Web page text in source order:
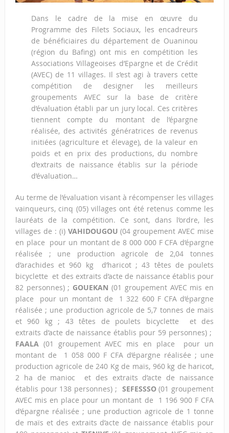
Dans le cadre de la mise en œuvre du
Programme des Filets Sociaux, les encadreurs
de bénéficiaires du département de Ouaninou
(région du Bafing) ont mis en compétition les
Associations Villageoises d’Epargne et de Crédit
(AVEC) de 11 villages. Il s’est agi à travers cette
compétition de designer les meilleurs
groupements AVEC sur la base de critère
d’évaluation établi par un jury local. Ces critères
tiennent compte du montant de l’épargne
réalisée, des activités génératrices de revenus
initiées (agriculture et élevage), de la valeur en
poids et en prix des productions, du nombre
d’extraits de naissance établis sur la période
d’évaluation…
Au terme de l’évaluation visant à récompenser les villages
vainqueurs, cinq (05) villages ont été retenus comme les
lauréats de la compétition. Ce sont, dans l’ordre, les
villages de : (i) VAHIDOUGOU (04 groupement AVEC mise
en place pour un montant de 8 000 000 F CFA d’épargne
réalisée ; une production agricole de 2,04 tonnes
d’arachides et 960 kg d’haricot ; 43 têtes de poulets
bicyclette et des extraits d’acte de naissance établis pour
82 personnes) ; GOUEKAN (01 groupement AVEC mis en
place pour un montant de 1 322 600 F CFA d’épargne
réalisée ; une production agricole de 5,7 tonnes de maïs
et 960 kg ; 43 têtes de poulets bicyclette et des
extraits d’acte de naissance établis pour 59 personnes) ;
FAALA(01 groupement AVEC mis en place pour un
montant de 1 058 000 F CFA d’épargne réalisée ; une
production agricole de 240 Kg de maïs, 960 kg de haricot,
2 ha de manioc et des extraits d’acte de naissance
établis pour 138 personnes) ; SEFESSSO(01 groupement
AVEC mis en place pour un montant de 1 196 900 F CFA
d’épargne réalisée ; une production agricole de 1 tonne
de maïs et des extraits d’acte de naissance établis pour